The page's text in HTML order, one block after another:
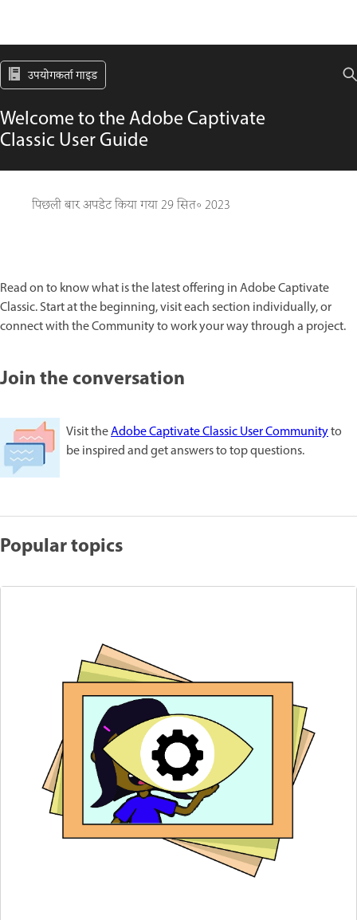
उपयोगकर्ता गाइड
Welcome to the Adobe Captivate
Classic User Guide
पिछली बार अपडेट किया गया29 सित॰ 2023
Read on to know what is the latest offering in Adobe Captivate
Classic. Start at the beginning, visit each section individually, or
connect with the Community to work your way through a project.
Join the conversation
Visit theAdobe Captivate Classic User Communityto
be inspired and get answers to top questions.
Popular topics